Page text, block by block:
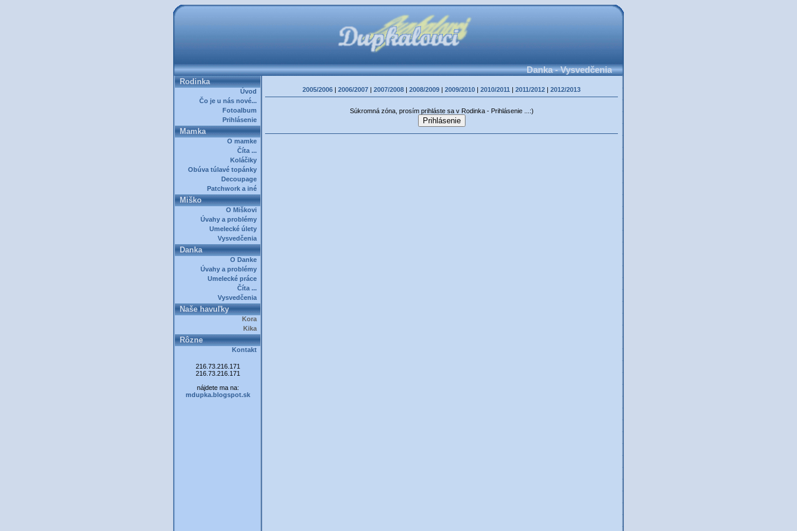
Danka - Vysvedčenia
Rodinka
Úvod
Čo je u nás nové...
Fotoalbum
Prihlásenie
Mamka
O mamke
Číta ...
Koláčiky
Obúva túlavé topánky
Decoupage
Patchwork a iné
Miško
O Miškovi
Úvahy a problémy
Umelecké úlety
Vysvedčenia
Danka
O Danke
Úvahy a problémy
Umelecké práce
Číta ...
Vysvedčenia
Naše havuľky
Kora
Kika
Rôzne
Kontakt
216.73.216.171
216.73.216.171
nájdete ma na:
mdupka.blogspot.sk
2005/2006 | 2006/2007 | 2007/2008 | 2008/2009 | 2009/2010 | 2010/2011 | 2011/2012 | 2012/2013
Súkromná zóna, prosím prihláste sa v Rodinka - Prihlásenie ...:)